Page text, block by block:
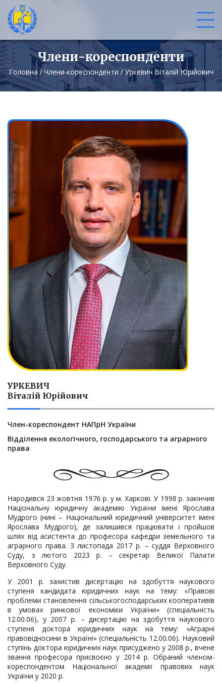
Члени-кореспонденти
Головна / Члени-кореспонденти / Уркевич Віталій Юрійович
УРКЕВИЧ
Віталій Юрійович
Член-кореспондент НАПрН України
Відділення екологічного, господарського та аграрного
права
Народився 23 жовтня 1976 р. у м. Харкові. У 1998 р. закінчив
Національну юридичну академію України імені Ярослава
Мудрого (нині – Національний юридичний університет імені
Ярослава Мудрого), де залишився працювати і пройшов
шлях від асистента до професора кафедри земельного та
аграрного права. З листопада 2017 р. – суддя Верховного
Суду, з лютого 2023 р. – секретар Великої Палати
Верховного Суду.
У 2001 р. захистив дисертацію на здобуття наукового
ступеня кандидата юридичних наук на тему: «Правові
проблеми становлення сільськогосподарських кооперативів
в умовах ринкової економіки України» (спеціальність
12.00.06), у 2007 р. – дисертацію на здобуття наукового
ступеня доктора юридичних наук на тему: «Аграрні
правовідносини в Україні» (спеціальність 12.00.06). Науковий
ступінь доктора юридичних наук присуджено у 2008 р., вчене
звання професора присвоєно у 2014 р. Обраний членом-
кореспондентом Національної академії правових наук
України у 2020 р.